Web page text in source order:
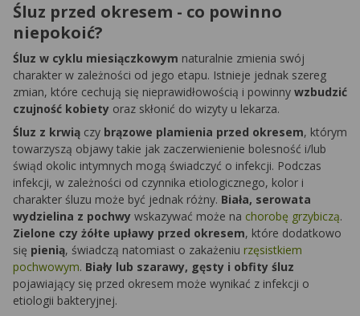
Śluz przed okresem - co powinno
niepokoić?
Śluz w cyklu miesiączkowym naturalnie zmienia swój
charakter w zależności od jego etapu. Istnieje jednak szereg
zmian, które cechują się nieprawidłowością i powinny wzbudzić
czujność kobiety oraz skłonić do wizyty u lekarza.
Śluz z krwią czy brązowe plamienia przed okresem, którym
towarzyszą objawy takie jak zaczerwienienie bolesność i/lub
świąd okolic intymnych mogą świadczyć o infekcji. Podczas
infekcji, w zależności od czynnika etiologicznego, kolor i
charakter śluzu może być jednak różny. Biała, serowata
wydzielina z pochwy wskazywać może na chorobę grzybiczą.
Zielone czy żółte upławy przed okresem, które dodatkowo
się pienią, świadczą natomiast o zakażeniu rzęsistkiem
pochwowym. Biały lub szarawy, gęsty i obfity śluz
pojawiający się przed okresem może wynikać z infekcji o
etiologii bakteryjnej.